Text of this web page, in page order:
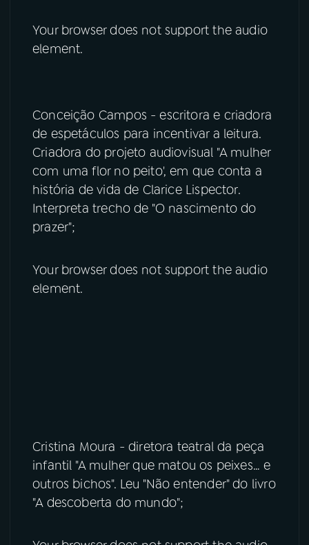
Your browser does not support the audio
element.
Conceição Campos - escritora e criadora
de espetáculos para incentivar a leitura.
Criadora do projeto audiovisual "A mulher
com uma flor no peito', em que conta a
história de vida de Clarice Lispector.
Interpreta trecho de "O nascimento do
prazer";
Your browser does not support the audio
element.
Cristina Moura - diretora teatral da peça
infantil "A mulher que matou os peixes… e
outros bichos". Leu "Não entender" do livro
"A descoberta do mundo";